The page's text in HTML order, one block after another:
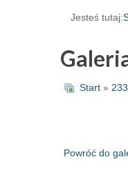
Jesteś tutaj:
Start »
Powróć do